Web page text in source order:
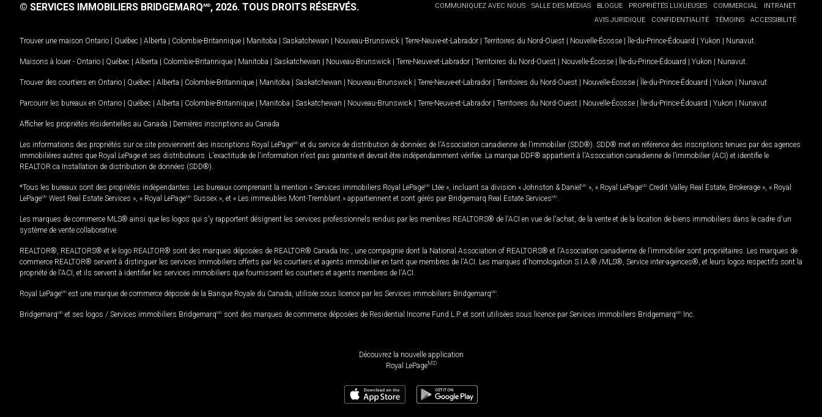
COMMUNIQUEZ AVEC NOUS SALLE DES MÉDIAS BLOGUE PROPRIÉTÉS LUXUEUSES COMMERCIAL
INTRANET
AVIS JURIDIQUE
CONFIDENTIALITÉ TÉMOINS ACCESSIBILITÉ
© SERVICES IMMOBILIERS BRIDGEMARQMD, 2026. TOUS DROITS RÉSERVÉS.
Trouver une maison Ontario | Québec | Alberta | Colombie-Britannique | Manitoba | Saskatchewan | Nouveau-Brunswick | Terre-Neuve-et-Labrador | Territoires du Nord-Ouest | Nouvelle-Écosse | Île-du-Prince-Édouard | Yukon | Nunavut
Maisons à louer - Ontario | Québec | Alberta | Colombie-Britannique | Manitoba | Saskatchewan | Nouveau-Brunswick | Terre-Neuve-et-Labrador | Territoires du Nord-Ouest | Nouvelle-Écosse | Île-du-Prince-Édouard | Yukon | Nunavut
Trouver des courtiers en Ontario | Québec | Alberta | Colombie-Britannique | Manitoba | Saskatchewan | Nouveau-Brunswick | Terre-Neuve-et-Labrador | Territoires du Nord-Ouest | Nouvelle-Écosse | Île-du-Prince-Édouard | Yukon | Nunavut
Parcourir les bureaux en Ontario | Québec | Alberta | Colombie-Britannique | Manitoba | Saskatchewan | Nouveau-Brunswick | Terre-Neuve-et-Labrador | Territoires du Nord-Ouest | Nouvelle-Écosse | Île-du-Prince-Édouard | Yukon | Nunavut
Afficher les propriétés résidentielles au Canada | Dernières inscriptions au Canada
Les informations des propriétés sur ce site proviennent des inscriptions Royal LePageMD et du service de distribution de données de l'Association canadienne de l’immobilier (SDD®). SDD® met en référence des inscriptions tenues par des agences
immobilières autres que Royal LePage et ses distributeurs. L'exactitude de l'information n'est pas garantie et devrait être indépendamment vérifiée. La marque DDF® appartient à l'Association canadienne de l’immobilier (ACI) et identifie le
REALTOR.ca Installation de distribution de données (SDD®).
*Tous les bureaux sont des propriétés indépendantes. Les bureaux comprenant la mention « Services immobiliers Royal LePageMD Ltée », incluant sa division « Johnston & Daniel MD », « Royal LePageMD Credit Valley Real Estate, Brokerage », « Royal
LePageMD West Real Estate Services », « Royal LePageMD Sussex », et « Les immeubles Mont-Tremblant » appartiennent et sont gérés par Bridgemarq Real Estate ServicesMD
Les marques de commerce MLS® ainsi que les logos qui s'y rapportent désignent les services professionnels rendus par les membres REALTORS® de l'ACI en vue de l'achat, de la vente et de la location de biens immobiliers dans le cadre d'un
système de vente collaborative.
REALTOR®, REALTORS® et le logo REALTOR® sont des marques déposées de REALTOR® Canada Inc., une compagnie dont la National Association of REALTORS® et l'Association canadienne de l’immobilier sont propriétaires. Les marques de
commerce REALTOR® servent à distinguer les services immobiliers offerts par les courtiers et agents immobilier en tant que membres de l'ACI. Les marques d'homologation S.I.A.® /MLS®, Service inter-agences®, et leurs logos respectifs sont la
propriété de l'ACI, et ils servent à identifier les services immobiliers que fournissent les courtiers et agents membres de l'ACI.
Royal LePageMD est une marque de commerce déposée de la Banque Royale du Canada, utilisée sous licence par les Services immobiliers BridgemarqMD
BridgemarqMD et ses logos / Services immobiliers BridgemarqMD sont des marques de commerce déposées de Residential Income Fund L.P. et sont utilisées sous licence par Services immobiliers BridgemarqMD Inc.
Découvrez la nouvelle application
Royal LePageMD